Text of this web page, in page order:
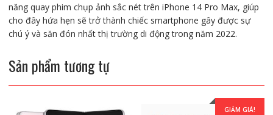
năng quay phim chụp ảnh sắc nét trên iPhone 14 Pro Max, giúp
cho đây hứa hẹn sẽ trở thành chiếc smartphone gây được sự
chú ý và săn đón nhất thị trường di động trong năm 2022.
Sản phẩm tương tự
GIẢM GIÁ!